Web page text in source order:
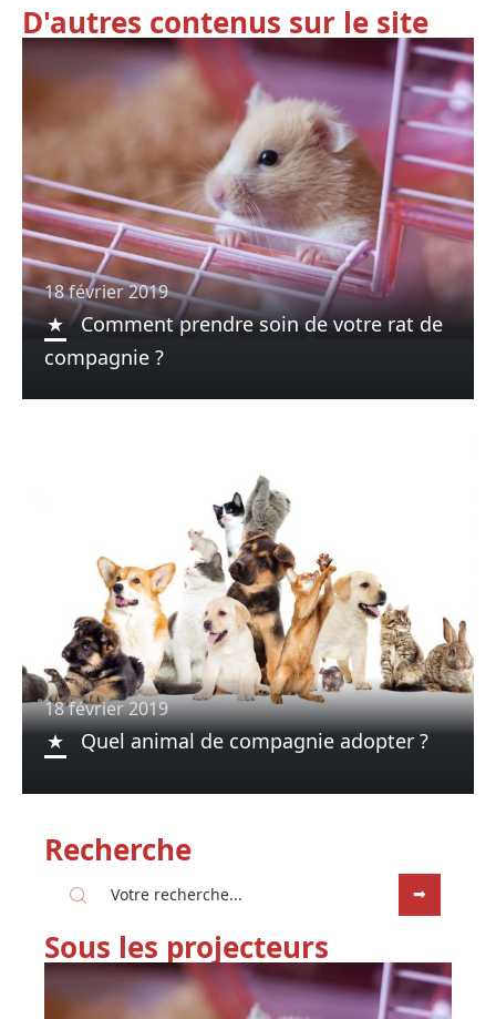
D'autres contenus sur le site
18 février 2019
Comment prendre soin de votre rat de
compagnie ?
18 février 2019
Quel animal de compagnie adopter ?
Recherche
Sous les projecteurs